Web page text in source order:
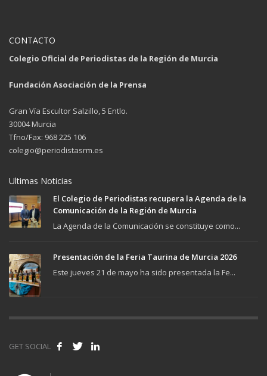
CONTACTO
Colegio Oficial de Periodistas de la Región de Murcia
Fundación Asociación de la Prensa
Gran Vía Escultor Salzillo, 5 Entlo.
30004 Murcia
Tfno/Fax: 968 225 106
colegio@periodistasrm.es
Ultimas Noticias
El Colegio de Periodistas recupera la Agenda de la
Comunicación de la Región de Murcia
La Agenda de la Comunicación se constituye como...
Presentación de la Feria Taurina de Murcia 2026
Este jueves 21 de mayo ha sido presentada la Fe...
GET SOCIAL